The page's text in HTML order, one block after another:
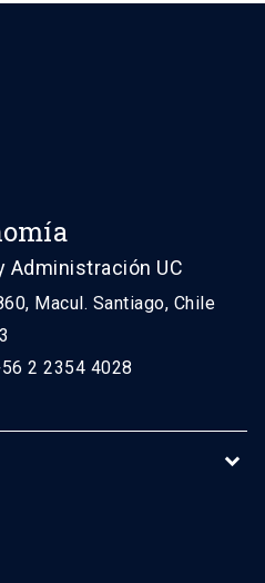
Administración UC
Macul. Santiago, Chile
2 2354 4028